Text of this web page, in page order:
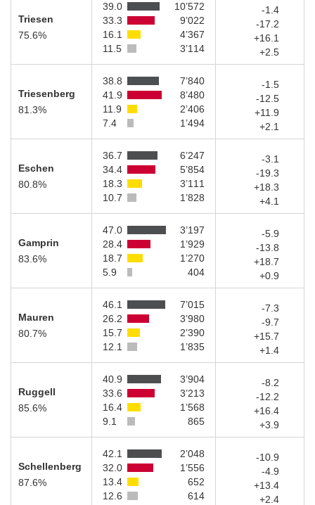
Triesen
75.6%
39.0
10’572
33.3
9’022
16.1
4’367
11.5
3’114
-1.4
-17.2
+16.1
+2.5
Triesenberg
81.3%
38.8
7’840
41.9
8’480
11.9
2’406
7.4
1’494
-1.5
-12.5
+11.9
+2.1
Eschen
80.8%
36.7
6’247
34.4
5’854
18.3
3’111
10.7
1’828
-3.1
-19.3
+18.3
+4.1
Gamprin
83.6%
47.0
3’197
28.4
1’929
18.7
1’270
5.9
404
-5.9
-13.8
+18.7
+0.9
Mauren
80.7%
46.1
7’015
26.2
3’980
15.7
2’390
12.1
1’835
-7.3
-9.7
+15.7
+1.4
Ruggell
85.6%
40.9
3’904
33.6
3’213
16.4
1’568
9.1
865
-8.2
-12.2
+16.4
+3.9
Schellenberg
87.6%
42.1
2’048
32.0
1’556
13.4
652
12.6
614
-10.9
-4.9
+13.4
+2.4